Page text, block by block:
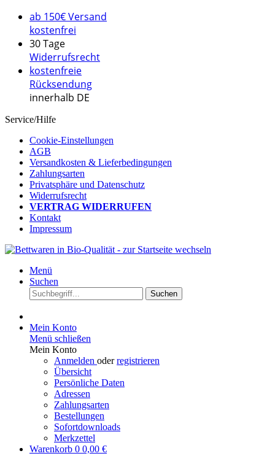
ab 150€ Versand
kostenfrei
30 Tage
Widerrufsrecht
kostenfreie
Rücksendung
innerhalb DE
Service/Hilfe
Cookie-Einstellungen
AGB
Versandkosten & Lieferbedingungen
Zahlungsarten
Privatsphäre und Datenschutz
Widerrufsrecht
VERTRAG WIDERRUFEN
Kontakt
Impressum
Menü
Suchen
Suchen
Mein Konto
Menü schließen
Mein Konto
Anmelden oderregistrieren
Übersicht
Persönliche Daten
Adressen
Zahlungsarten
Bestellungen
Sofortdownloads
Merkzettel
Warenkorb 0 0,00 €